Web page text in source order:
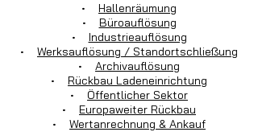
• Hallenräumung
• Büroauflösung
• Industrieauflösung
• Werksauflösung / Standortschließung
• Archivauflösung
• Rückbau Ladeneinrichtung
• Öffentlicher Sektor
• Europaweiter Rückbau
• Wertanrechnung & Ankauf